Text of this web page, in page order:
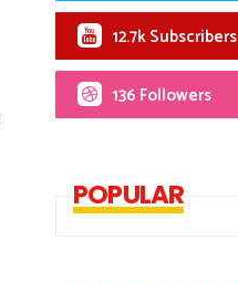
12.7k Subscribers
136 Followers
POPULAR